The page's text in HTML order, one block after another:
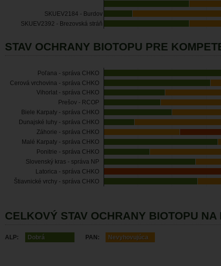
SKUEV2184 - Burdov
SKUEV2392 - Brezovská stráň
STAV OCHRANY BIOTOPU PRE
Poľana - správa CHKO
Cerová vrchovina - správa CHKO
Vihorlat - správa CHKO
Prešov - RCOP
Biele Karpaty - správa CHKO
Dunajské luhy - správa CHKO
Záhorie - správa CHKO
Malé Karpaty - správa CHKO
Ponitrie - správa CHKO
Slovenský kras - správa NP
Latorica - správa CHKO
Štiavnické vrchy - správa CHKO
CELKOVÝ STAV OCHRANY BIOTOPU NA
ALP: Dobrá PAN: Nevyhovujúca